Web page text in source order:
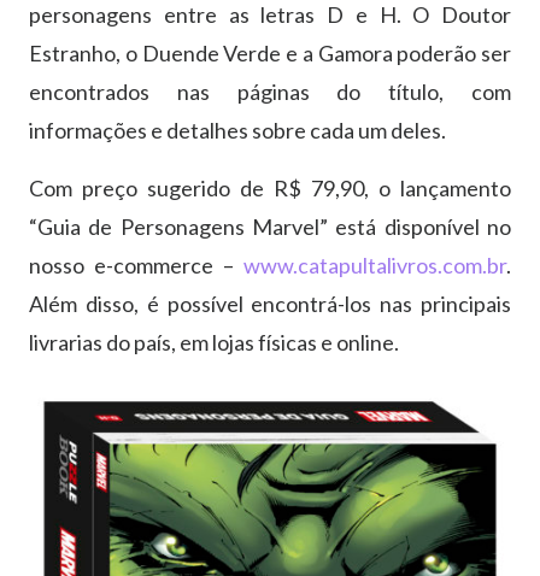
personagens entre as letras D e H. O Doutor
Estranho, o Duende Verde e a Gamora poderão ser
encontrados nas páginas do título, com
informações e detalhes sobre cada um deles.
Com preço sugerido de R$ 79,90, o lançamento
“Guia de Personagens Marvel” está disponível no
nosso e-commerce – www.catapultalivros.com.br.
Além disso, é possível encontrá-los nas principais
livrarias do país, em lojas físicas e online.